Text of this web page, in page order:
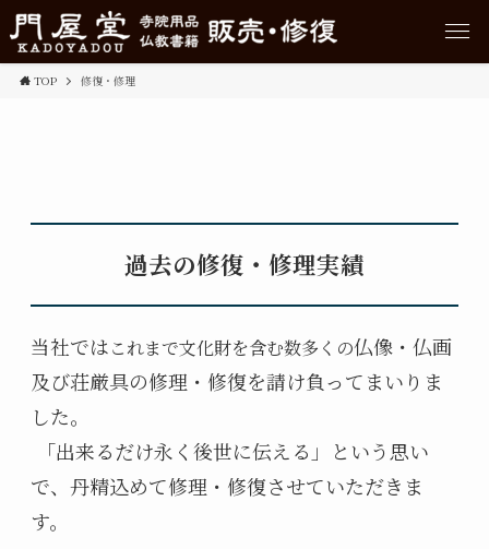
TOP 修復・修理
過去の修復・修理実績
当社ではこれまで文化財を含む数多くの仏像・仏画
及び荘厳具の修理・修復を請け負ってまいりま
した。
「出来るだけ永く後世に伝える」という思い
で、 丹精込めて修理・修復させていただきま
す。